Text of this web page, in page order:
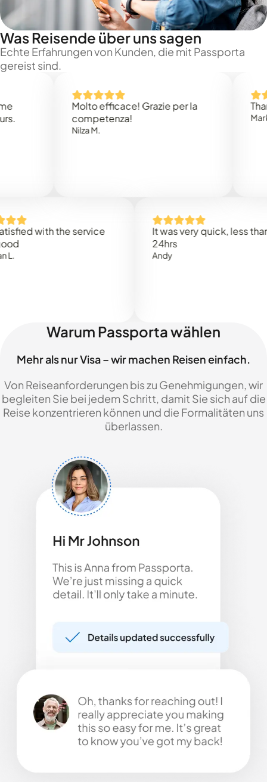
Was Reisende über uns sagen
Echte Erfahrungen von Kunden, die mit Passporta
gereist sind.
Molto efficace! Grazie per la
competenza!
Nilza M.
Thank
Mark N.
with the service
It was very quick, less than
Warum Passporta wählen
Mehr als nur Visa – wir machen Reisen einfach.
Von Reiseanforderungen bis zu Genehmigungen, wir
begleiten Sie bei jedem Schritt, damit Sie sich auf die
Reise konzentrieren können und die Formalitäten uns
überlassen.